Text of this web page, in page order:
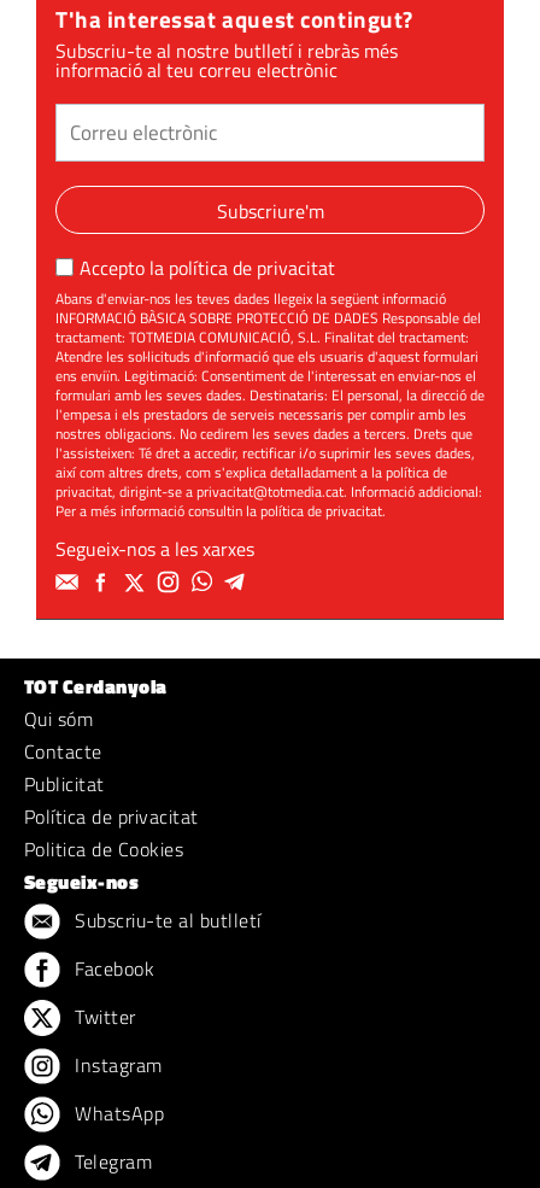
T'ha interessat aquest contingut?
Subscriu-te al nostre butlletí i rebràs més
informació al teu correu electrònic
Subscriure'm
Accepto la política de privacitat
Abans d'enviar-nos les teves dades llegeix la següent informació
INFORMACIÓ BÀSICA SOBRE PROTECCIÓ DE DADES Responsable del
tractament: TOTMEDIA COMUNICACIÓ, S.L. Finalitat del tractament:
Atendre les sol·licituds d'informació que els usuaris d'aquest formulari
ens enviïn. Legitimació: Consentiment de l'interessat en enviar-nos el
formulari amb les seves dades. Destinataris: El personal, la direcció de
l'empesa i els prestadors de serveis necessaris per complir amb les
nostres obligacions. No cedirem les seves dades a tercers. Drets que
l'assisteixen: Té dret a accedir, rectificar i/o suprimir les seves dades,
així com altres drets, com s'explica detalladament a la política de
privacitat, dirigint-se aprivacitat@totmedia.cat. Informació addicional:
Per a més informació consultin lapolítica de privacitat.
Segueix-nos a les xarxes
TOT Cerdanyola
Qui sóm
Contacte
Publicitat
Política de privacitat
Politica de Cookies
Segueix-nos
Subscriu-te al butlletí
Facebook
Twitter
Instagram
WhatsApp
Telegram